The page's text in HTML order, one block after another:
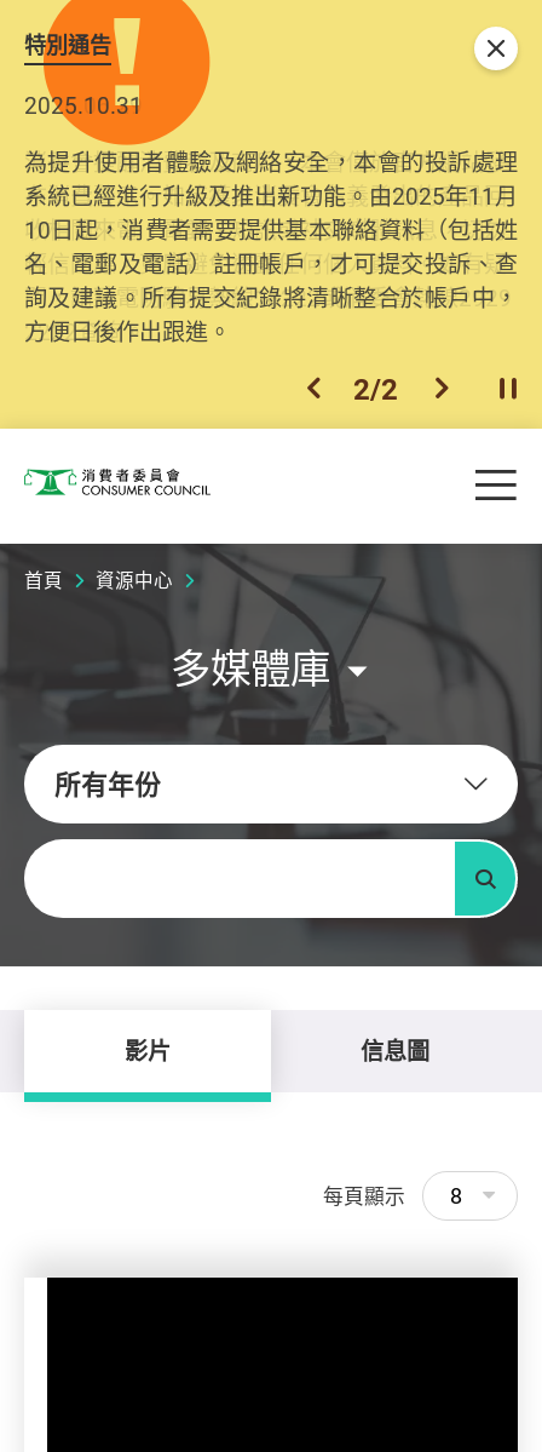
特別通告
2025.10.31
為提升使用者體驗及網絡安全，本會的投訴處理
系統已經進行升級及推出新功能。由2025年11月
10日起，消費者需要提供基本聯絡資料（包括姓
名、電郵及電話）註冊帳戶，才可提交投訴、查
詢及建議。所有提交紀錄將清晰整合於帳戶中，
方便日後作出跟進。
上一個
2/2 下一個開
關閉
消費者委員會 目
首頁 資源中心
多媒體庫
所有年份
關鍵字
搜尋
影片 信息圖
每頁顯示 8